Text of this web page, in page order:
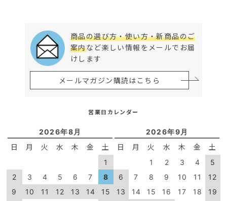
商品の選び方・使い方・新商品のご
案内など楽しい情報をメールでお届
けします
メールマガジン購読はこちら
営業日カレンダー
2026年8月
日 月 火 水 木 金 土
1
2
3 4 5 6 7
8
9
10 11 12 13 14
15
2026年9月
日 月 火 水 木 金 土
1 2 3 4
5
6
7 8 9 10 11
12
13
14 15 16 17 18
19